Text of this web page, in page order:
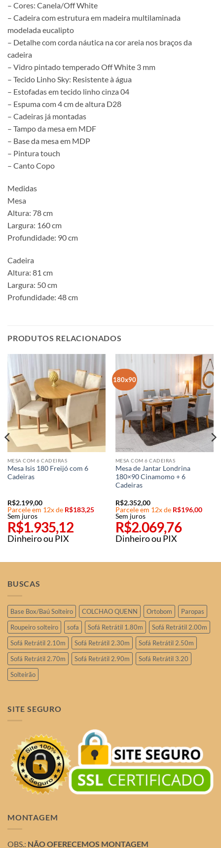
– Cores: Canela/Off White
– Cadeira com estrutura em madeira multilaminada
modelada eucalipto
– Detalhe com corda náutica na cor areia nos braços da
cadeira
– Vidro pintado temperado Off White 3 mm
– Tecido Linho Sky: Resistente à água
– Estofadas em tecido linho cinza 04
– Espuma com 4 cm de altura D28
– Cadeiras já montadas
– Tampo da mesa em MDF
– Base da mesa em MDP
– Pintura touch
– Canto Copo
Medidas
Mesa
Altura: 78 cm
Largura: 160 cm
Profundidade: 90 cm
Cadeira
Altura: 81 cm
Largura: 50 cm
Profundidade: 48 cm
PRODUTOS RELACIONADOS
MESA COM 6 CADEIRAS
Mesa Isis 180 Freijó com 6
Cadeiras
R$2.199,00
Parcele em 12x de R$183,25
Sem juros
R$1.935,12
Dinheiro ou PIX
180x90
MESA COM 6 CADEIRAS
Mesa de Jantar Londrina
180×90 Cinamomo + 6
Cadeiras
R$2.352,00
Parcele em 12x de R$196,00
Sem juros
R$2.069,76
Dinheiro ou PIX
BUSCAS
Base Box/Baú Solteiro COLCHAO QUENN Ortobom
Paropas
Roupeiro solteiro
sofa Sofá Retrátil 1.80m
Sofá Retrátil 2.00m
Sofá Retrátil 2.10m
Sofá Retrátil 2.30m
Sofá Retrátil 2.50m
Sofá Retrátil 2.70m
Sofá Retrátil 2.90m
Sofá Retrátil 3.20
Solteirão
SITE SEGURO
MONTAGEM
OBS.: NÃO OFERECEMOS MONTAGEM